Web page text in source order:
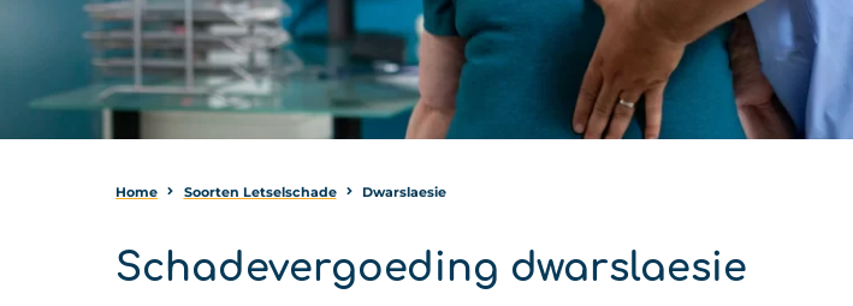
Home Soorten Letselschade Dwarslaesie
Schadevergoeding dwarslaesie